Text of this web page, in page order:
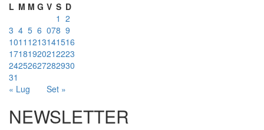
L M M G V S D
« Lug Set »
1 2
3 4 5 6 078 9
1011 1213141516
17181920212223
24252627282930
31
NEWSLETTER